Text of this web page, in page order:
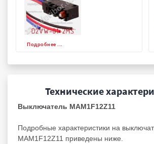
Подробнее ...
Технические
Выключатель MAM1F12Z11
Подробные характеристики на
MAM1F12Z11 приведены ниже.